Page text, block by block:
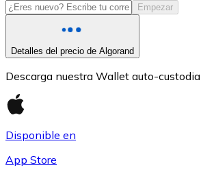
Litecoin
LTC
Empezar
Detalles del precio de Algorand
Descarga nuestra Wallet auto-custodia
Disponible en
App Store